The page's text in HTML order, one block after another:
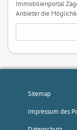
Immobilienportal
Anbieter die
Sitemap
Impressum des